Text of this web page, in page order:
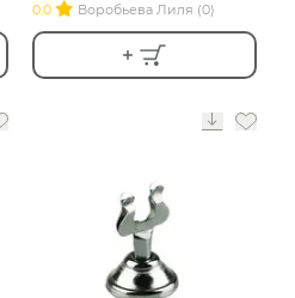
0.0
Воробьева Лиля (0)